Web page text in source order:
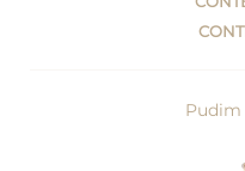
Pudim